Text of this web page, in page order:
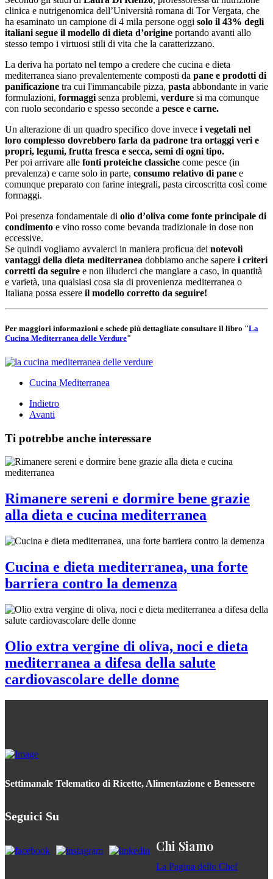
clinica e nutrigenomica dell’Università romana di Tor Vergata, che
ha esaminato un campione di 4 mila persone oggi solo il 43% degli
italiani segue il modello di dieta d’origine portando avanti allo
stesso tempo i virtuosi stili di vita che la caratterizzano.
La deriva ha portato nel tempo a credere che cucina e dieta
mediterranea siano prevalentemente composti da pane e prodotti di
panificazione tra cui l'immancabile pizza, pasta abbondante in varie
formulazioni, formaggisenza problemi, verdure si ma comunque
con ruolo secondario e spesso seconde a pesce e carne.
Un alterazione di un quadro specifico dove invece i vegetali nel
loro complesso dovrebbero farla da padrone tra ortaggi veri e
propri, legumi, frutta fresca e secca, semi di ogni tipo.
Per poi arrivare alle fonti proteiche classiche come pesce (in
prevalenza) e carne solo in parte, consumo relativo di pane e
comunque preparato con farine integrali, pasta circoscritta così come
formaggi.
Poi presenza fondamentale di olio d’oliva come fonte principale di
condimento e vino rosso come bevanda tradizionale in dose non
eccessive.
Se quindi vogliamo avvalerci in maniera proficua dei notevoli
vantaggi della dieta mediterranea dobbiamo anche sapere i criteri
corretti da seguire e non illuderci che mangiare a caso, in quantità
e varietà, una qualsiasi cosa sia di provenienza mediterranea o
Italiana possa essere il modello corretto da seguire!
Per maggiori informazioni e schede più dettagliate consultare il libro "La
Cucina Mediterranea delle Verdure"
Cucina Mediterranea
Indietro
Avanti
Ti potrebbe anche interessare
Rimanere sereni e dormire bene grazie
alla dieta e cucina mediterranea
Cucina e dieta mediterranea, una forte
barriera contro la demenza
Olio extra vergine di oliva, noci e dieta
mediterranea a difesa della salute
cardiovascolare delle donne
Settimanale Telematico di Ricette, Alimentazione e Benessere
Seguici Su
Chi Siamo
La Pagina dello Chef